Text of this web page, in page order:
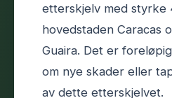
etterskjelv med styrke
hovedstaden Caracas
Guaira. Det er
om nye skader eller
av dette etterskjelvet.